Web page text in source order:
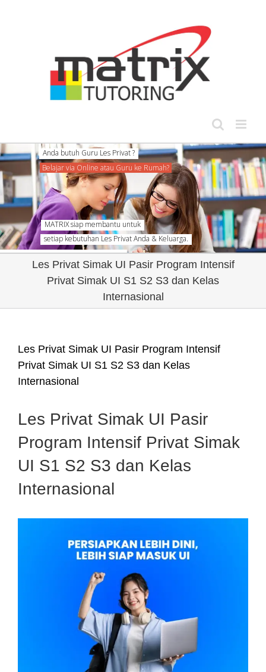
Les Privat Simak UI Pasir Program Intensif
Privat Simak UI S1 S2 S3 dan Kelas
Internasional
Les Privat Simak UI Pasir Program Intensif
Privat Simak UI S1 S2 S3 dan Kelas
Internasional
Les Privat Simak UI Pasir
Program Intensif Privat Simak
UI S1 S2 S3 dan Kelas
Internasional